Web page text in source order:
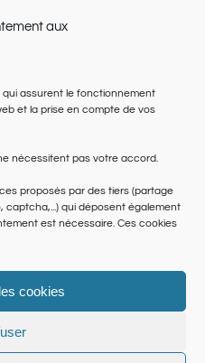
aux
assurent le fonctionnement
et la prise en compte de vos
nécessitent pas votre accord.
proposés par des tiers (partage
captcha,...) qui déposent également
est nécessaire. Ces cookies
cookies